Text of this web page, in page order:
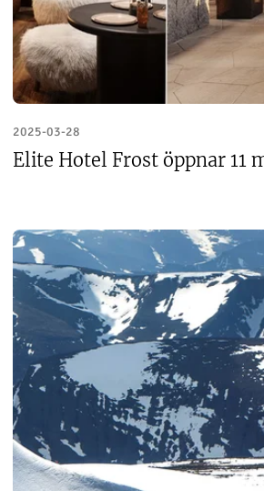
2025-03-28
Elite Hotel Frost öppnar 11